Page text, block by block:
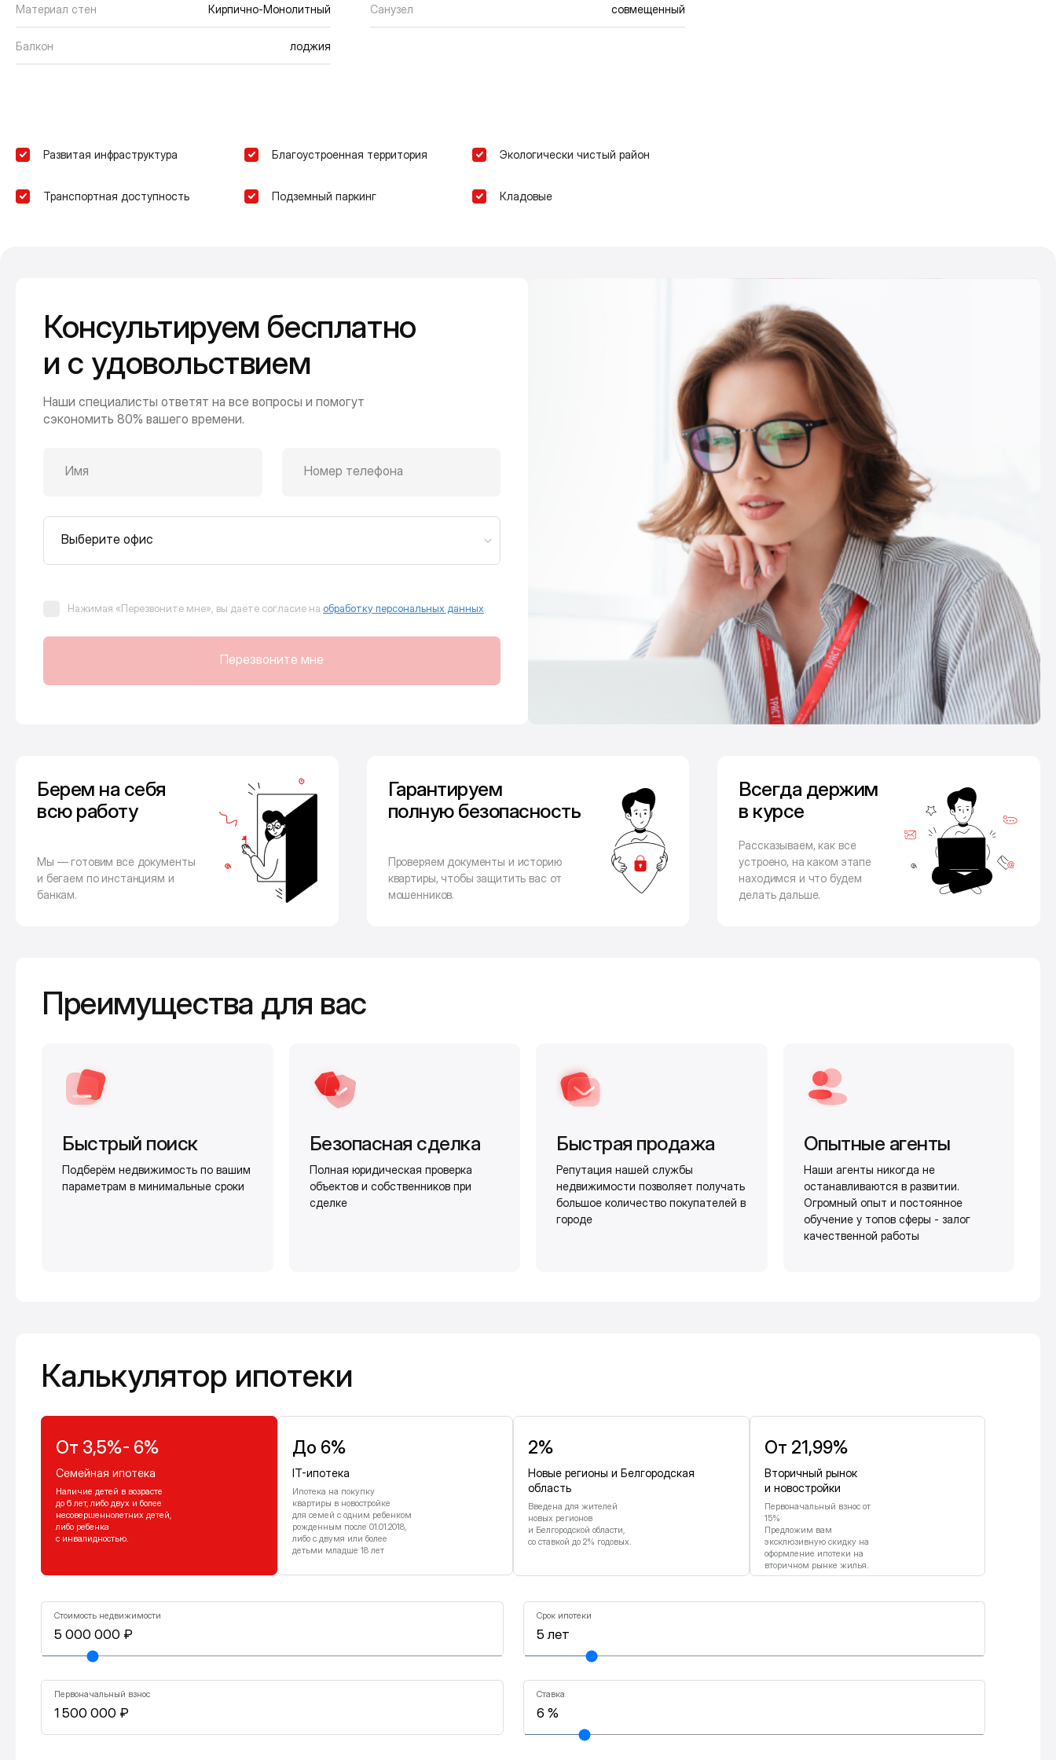
Материал стен Кирпично-Монолитный Санузел совмещенный
Балкон лоджия
Развитая инфраструктура Благоустроенная территория Экологически чистый район
Транспортная доступность Подземный паркинг Кладовые
Консультируем бесплатно
и с удовольствием
Наши специалисты ответят на все вопросы и помогут
сэкономить 80% вашего времени.
Имя Номер телефона
Выберите офис
Нажимая «Перезвоните мне», вы даёте согласие на обработку персональных данных
Перезвоните мне
Берем на себя
всю работу
Мы — готовим все документы
и бегаем по инстанциям и
банкам.
Гарантируем
полную безопасность
Проверяем документы и историю
квартиры, чтобы защитить вас от
мошенников.
Всегда держим
в курсе
Рассказываем, как все
устроено, на каком этапе
находимся и что будем
делать дальше.
Преимущества для вас
Быстрый поиск
Подберём недвижимость по вашим
параметрам в минимальные сроки
Безопасная сделка
Полная юридическая проверка
объектов и собственников при
сделке
Быстрая продажа
Репутация нашей службы
недвижимости позволяет получать
большое количество покупателей в
городе
Опытные агенты
Наши агенты никогда не
останавливаются в развитии.
Огромный опыт и постоянное
обучение у топов сферы - залог
качественной работы
Калькулятор ипотеки
От 3,5%- 6%
Семейная ипотека
Наличие детей в возрасте
до 6 лет, либо двух и более
несовершеннолетних детей,
либо ребенка
с инвалидностью.
До 6%
IT-ипотека
Ипотека на покупку
квартиры в новостройке
для семей с одним ребенком
рожденным после 01.01.2018,
либо с двумя или более
детьми младше 18 лет
2%
Новые регионы и Белгородская
область
Введена для жителей
новых регионов
и Белгородской области,
со ставкой до 2% годовых.
От 21,99%
Вторичный рынок
и новостройки
Первоначальный взнос от
15%
Предложим вам
эксклюзивную скидку на
оформление ипотеки на
вторичном рынке жилья.
Стоимость недвижимости Срок ипотеки
Первоначальный взнос Ставка